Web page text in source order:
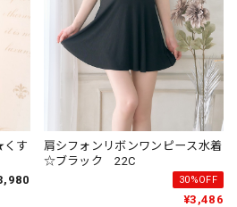
くす
肩シフォンリボンワンピース水着
☆ブラック 22C
30%OFF
¥3,486